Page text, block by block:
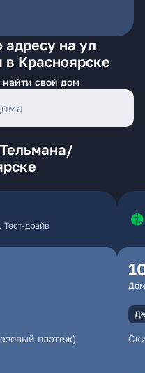
адресу на ул
Красноярске
найти свой дом
Тест-драйв
платеж)